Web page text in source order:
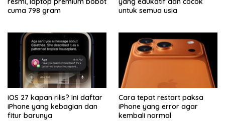
cuma 798 gram
untuk semua usia
iOS 27 kapan rilis? Ini daftar
iPhone yang kebagian dan
fitur barunya
Cara tepat restart paksa
iPhone yang error agar
kembali normal